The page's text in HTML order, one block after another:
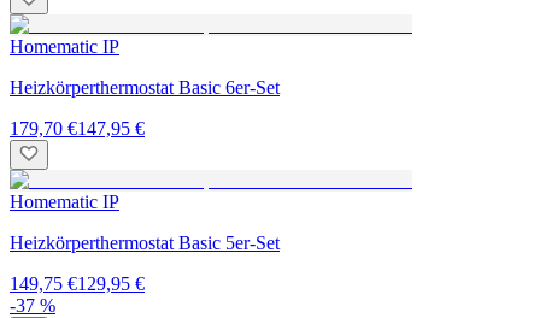
Homematic IP
Heizkörperthermostat Basic 6er-Set
179,70 €147,95 €
Homematic IP
Heizkörperthermostat Basic 5er-Set
149,75 €129,95 €
-37 %